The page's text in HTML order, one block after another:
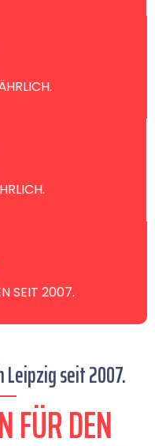
SEIT 2007.
seit 2007.
FÜR DEN